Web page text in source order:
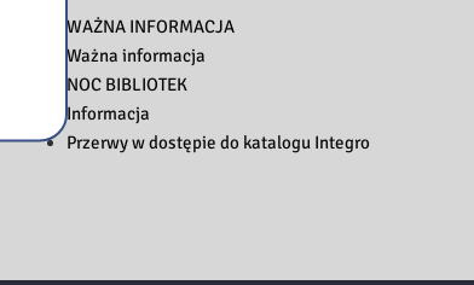
WAŻNA INFORMACJA
Ważna informacja
NOC BIBLIOTEK
Informacja
Przerwy w dostępie do katalogu Integro